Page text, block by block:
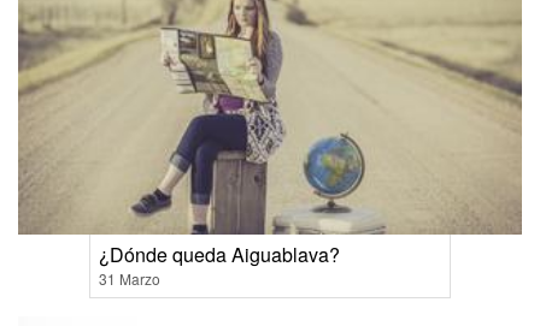
¿Dónde queda Aiguablava?
31 Marzo